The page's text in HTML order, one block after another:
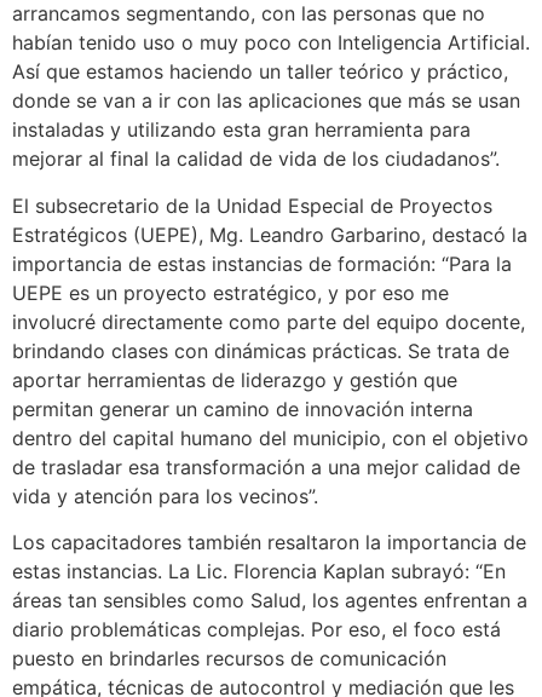
arrancamos segmentando, con las personas que no
habían tenido uso o muy poco con Inteligencia Artificial.
Así que estamos haciendo un taller teórico y práctico,
donde se van a ir con las aplicaciones que más se usan
instaladas y utilizando esta gran herramienta para
mejorar al final la calidad de vida de los ciudadanos”.
El subsecretario de la Unidad Especial de Proyectos
Estratégicos (UEPE), Mg. Leandro Garbarino, destacó la
importancia de estas instancias de formación: “Para la
UEPE es un proyecto estratégico, y por eso me
involucré directamente como parte del equipo docente,
brindando clases con dinámicas prácticas. Se trata de
aportar herramientas de liderazgo y gestión que
permitan generar un camino de innovación interna
dentro del capital humano del municipio, con el objetivo
de trasladar esa transformación a una mejor calidad de
vida y atención para los vecinos”.
Los capacitadores también resaltaron la importancia de
estas instancias. La Lic. Florencia Kaplan subrayó: “En
áreas tan sensibles como Salud, los agentes enfrentan a
diario problemáticas complejas. Por eso, el foco está
puesto en brindarles recursos de comunicación
empática, técnicas de autocontrol y mediación que les